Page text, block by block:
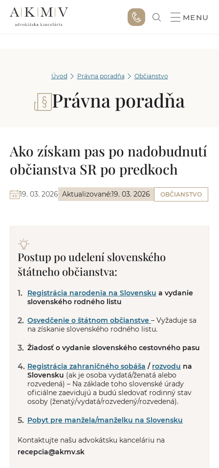
MENU
Úvod Právna poradňa Občianstvo
Právna poradňa
Ako získam pas po nadobudnutí
občianstva SR po predkoch
19. 03. 2026 Aktualizované:19. 03. 2026 OBČIANSTVO
Postup po udelení slovenského
štátneho občianstva:
Registrácia narodenia na Slovensku a vydanie
slovenského rodného listu
Osvedčenie o štátnom občianstve – Vyžaduje sa
na získanie slovenského rodného listu.
Žiadosť o vydanie slovenského cestovného pasu
Registrácia zahraničného sobáša / rozvodu na
Slovensku (ak je osoba vydatá/ženatá alebo
rozvedená) – Na základe toho slovenské úrady
oficiálne zaevidujú a budú sledovať rodinný stav
osoby (ženatý/vydatá/rozvedený/rozvedená).
Pobyt pre manžela/manželku na Slovensku
Kontaktujte našu advokátsku kanceláriu na
recepcia@akmv.sk